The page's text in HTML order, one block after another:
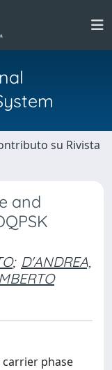
su Rivista
and
; D'ANDREA,
phase